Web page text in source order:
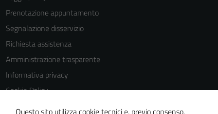
Prenotazione appuntamento
Segnalazione disservizio
Richiesta assistenza
Amministrazione trasparente
Informativa privacy
Cookie Policy
Note legali
Questo sito utilizza cookie tecnici e, previo consenso,